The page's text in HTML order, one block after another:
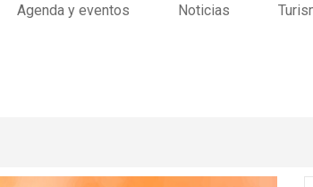
Agenda y eventos Noticias